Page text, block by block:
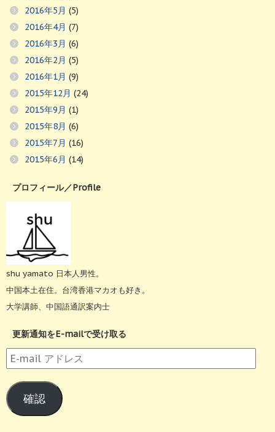
2016年5月 (5)
2016年4月 (7)
2016年3月 (6)
2016年2月 (5)
2016年1月 (9)
2015年12月 (24)
2015年9月 (1)
2015年8月 (6)
2015年7月 (16)
2015年6月 (14)
プロフィール／Profile
shu yamato 日本人男性。
中国本土在住。台湾香港マカオも好き。
大学講師、中国語通訳案内士
更新通知をE-mailで受け取る
E-
mail
ア
ド
レ
確認